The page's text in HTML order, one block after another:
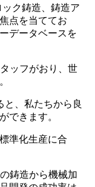
ク鋳造、鋳造ア
点を当ててお
データベースを
ッフがおり、世
と、私たちから良
できます。
準化生産に合
鋳造から機械加